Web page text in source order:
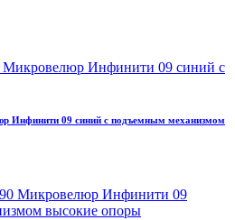
Инфинити 09 синий с подъемным механизмом